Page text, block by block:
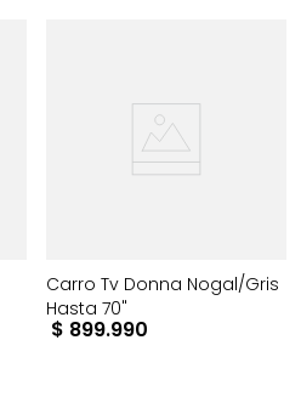
Carro Tv Donna Nogal/Gris
Hasta 70"
$ 899.990